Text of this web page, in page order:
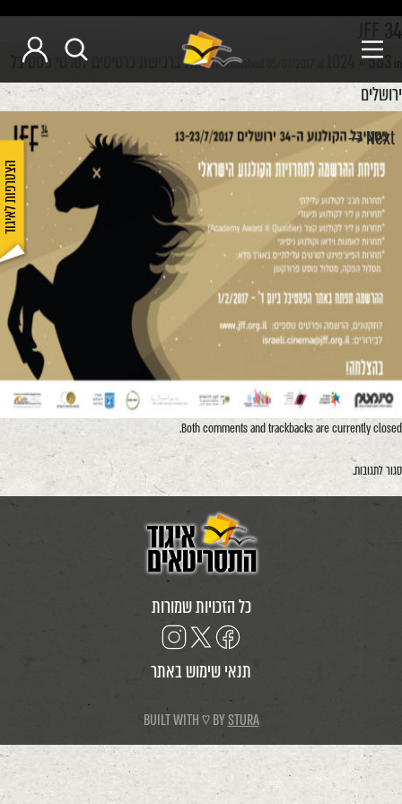
הצטרפות לאיגוד
JFF 34
Published 1024 × 583 in
הנחות ברכישת כרטיסים לסרטי פסטיבל
ירושלים
Next →
Both comments and trackbacks are currently closed.
סגור לתגובות.
כל הזכויות שמורות
תנאי שימוש באתר
BUILT WITH ♡ BYSTURA